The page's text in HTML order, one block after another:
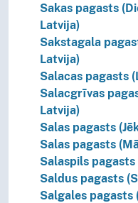
Sakas pagasts
Latvija)
Sakstagala
Latvija)
Salacas pagasts
Salacgrīvas
Latvija)
Salas pagasts
Salas pagasts
Salaspils
Saldus pagasts
Salgales pagasts